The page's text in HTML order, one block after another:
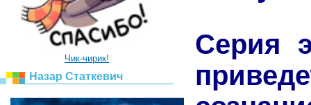
Чик-чирик!
Назар Статкевич
Серия